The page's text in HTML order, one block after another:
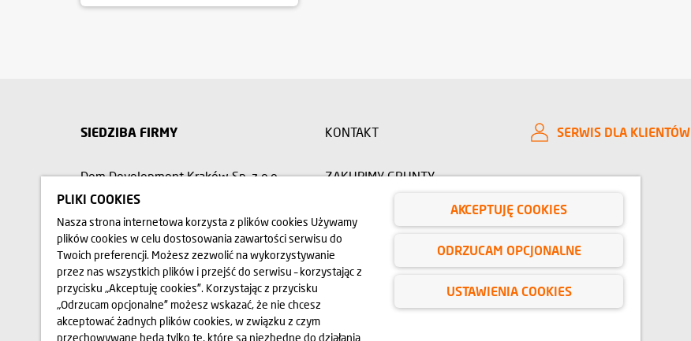
SIEDZIBA FIRMY
Dom Development Kraków Sp. z o.o.
ul. Wadowicka 3A, 30-347 Kraków
12 312 37 00
SERWIS DLA KLIENTÓW
KONTAKT
ZAKUPIMY GRUNTY
RELACJE INWESTORSKIE
OPINIE BLOG
Przedstawione na stronie internetowej www.domd.pl wizualizacje, animacje oraz modele budynku mają charakter poglądowy.
Wygląd budynku oraz zagospodarowanie terenu mogą nieznacznie ulec zmianie na etapie realizacji. Zmianie nie ulegną istotne
PLIKI COOKIES
Nasza strona internetowa korzysta z plików cookies Używamy
plików cookies w celu dostosowania zawartości serwisu do
Twoich preferencji. Możesz zezwolić na wykorzystywanie
przez nas wszystkich plików i przejść do serwisu – korzystając z
przycisku „Akceptuję cookies”. Korzystając z przycisku
„Odrzucam opcjonalne” możesz wskazać, że nie chcesz
akceptować żadnych plików cookies, w związku z czym
przechowywane będą tylko te, które są niezbędne do działania
AKCEPTUJĘ COOKIES
ODRZUCAM OPCJONALNE
USTAWIENIA COOKIES